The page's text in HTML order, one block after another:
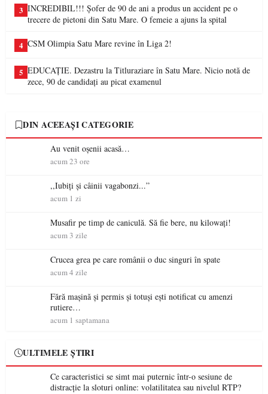
3 INCREDIBIL!!! Șofer de 90 de ani a produs un accident pe o
trecere de pietoni din Satu Mare. O femeie a ajuns la spital
4 CSM Olimpia Satu Mare revine în Liga 2!
5 EDUCAȚIE. Dezastru la Titluraziare în Satu Mare. Nicio notă de
zece, 90 de candidați au picat examenul
DIN ACEEAȘI CATEGORIE
Au venit oșenii acasă…
acum 23 ore
,,Iubiți și câinii vagabonzi...”
acum 1 zi
Musafir pe timp de caniculă. Să fie bere, nu kilowați!
acum 3 zile
Crucea grea pe care românii o duc singuri în spate
acum 4 zile
Fără mașină și permis și totuși ești notificat cu amenzi
rutiere…
acum 1 saptamana
ULTIMELE ȘTIRI
Ce caracteristici se simt mai puternic într-o sesiune de
distracție la sloturi online: volatilitatea sau nivelul RTP?